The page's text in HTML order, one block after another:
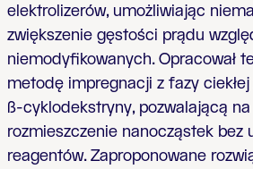
elektrolizerów, umożliwiając
zwiększenie gęstości prądu
niemodyfikowanych. Opracował
metodę impregnacji z fazy
ß-cyklodekstryny, pozwalającą
rozmieszczenie nanocząstek bez
reagentów. Zaproponowane